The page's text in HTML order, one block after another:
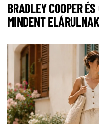
BRADLEY COOPER
MINDENT